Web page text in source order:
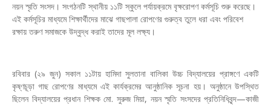
নয়ন স্মৃতি সংসদ। সংগঠনটি স্থানীয় ১১টি স্কুলে পর্যায়ক্রমে বৃক্ষরোপণ কর্মসূচি শুরু করেছে।
এই কর্মসূচির মাধ্যমে শিক্ষার্থীদের মাঝে গাছপালা রোপণের গুরুত্ব তুলে ধরা এবং পরিবেশ
রক্ষায় তরুণ সমাজকে উদ্বুদ্ধ করাই তাদের মূল লক্ষ্য।
রবিবার (২৯ জুন) সকাল ১১টায় হামিদা সুলতানা বালিকা উচ্চ বিদ্যালয়ের প্রাঙ্গণে একটি
কৃষ্ণচূড়া গাছ রোপণের মাধ্যমে এই কার্যক্রমের আনুষ্ঠানিক সূচনা হয়। অনুষ্ঠানে উপস্থিত
ছিলেন বিদ্যালয়ের প্রধান শিক্ষক মো. সুরুজ মিয়া, নয়ন স্মৃতি সংসদের প্রতিনিধিবৃন্দ—কাজী